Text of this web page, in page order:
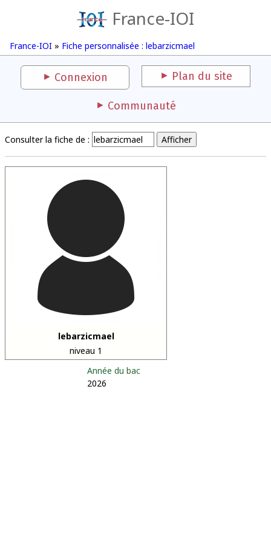
France-IOI
France-IOI » Fiche personnalisée : lebarzicmael
Connexion Plan du site
Communauté
Consulter la fiche de :
lebarzicmael
niveau 1
Année du bac
2026